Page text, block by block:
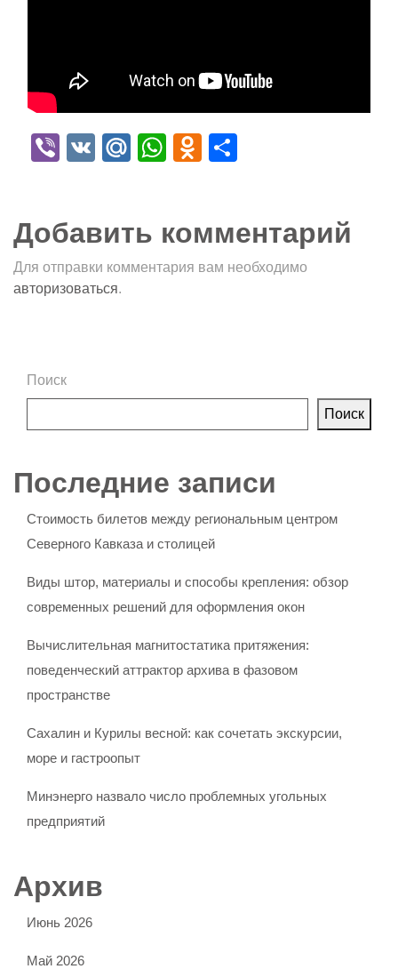
Viber
VK Mail.Ru
WhatsApp
Odnoklassniki
Добавить комментарий
Для отправки комментария вам необходимо
авторизоваться.
Поиск
Поиск
Последние записи
Стоимость билетов между региональным центром
Северного Кавказа и столицей
Виды штор, материалы и способы крепления: обзор
современных решений для оформления окон
Вычислительная магнитостатика притяжения:
поведенческий аттрактор архива в фазовом
пространстве
Сахалин и Курилы весной: как сочетать экскурсии,
море и гастроопыт
Минэнерго назвало число проблемных угольных
предприятий
Архив
Июнь 2026
Май 2026